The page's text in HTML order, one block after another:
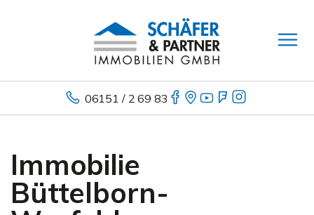
06151 / 2 69 83
Immobilie
Büttelborn-